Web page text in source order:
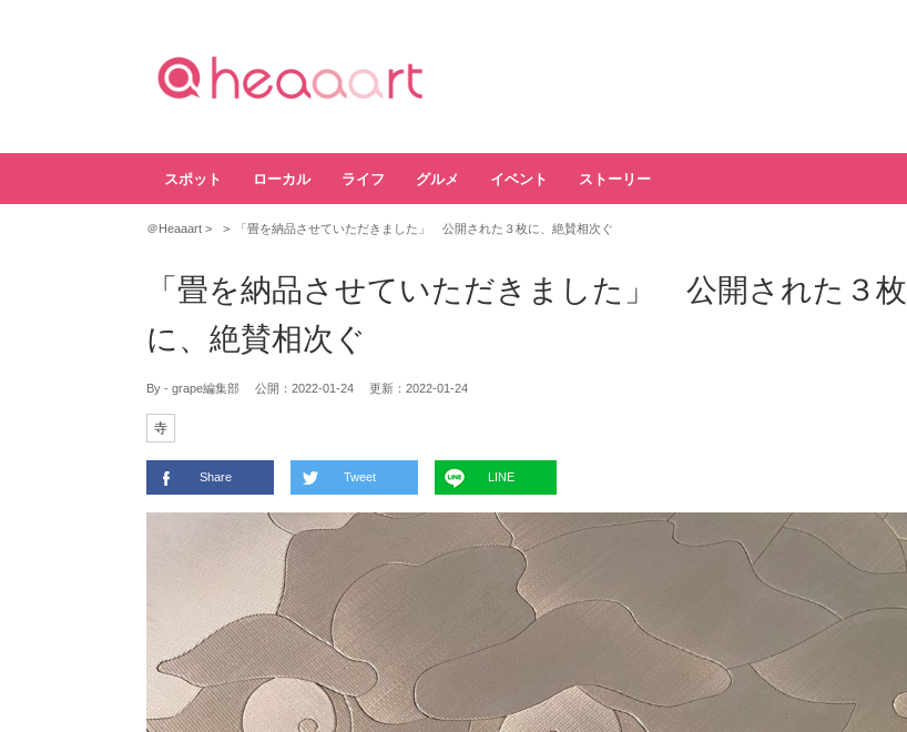
スポット ローカル ライフ グルメ イベント ストーリー
＠Heaaart 「畳を納品させていただきました」 公開された３枚に、絶賛相次ぐ
「畳を納品させていただきました」 公開された３枚
に、絶賛相次ぐ
By - grape編集部 公開： 2022-01-24 更新： 2022-01-24
寺
Share Tweet LINE